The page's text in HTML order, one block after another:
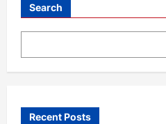
o
n
Search
Recent Posts